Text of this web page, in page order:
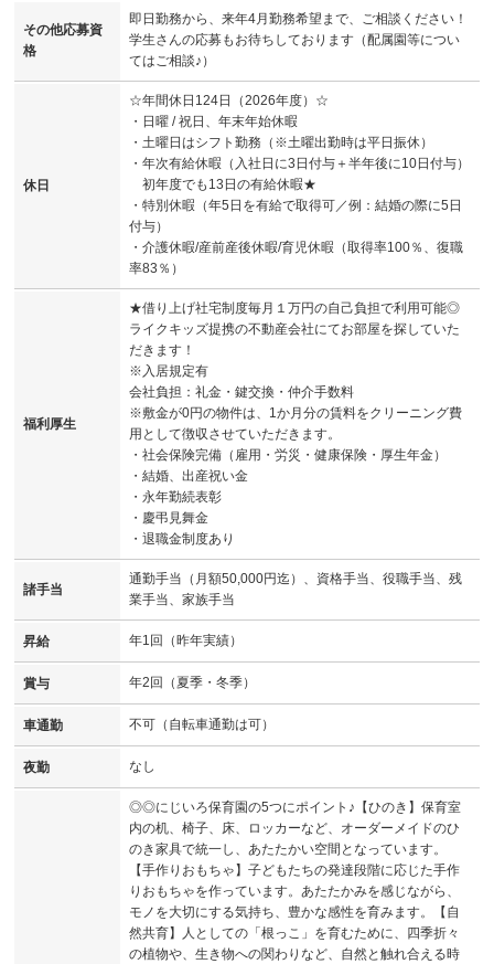
その他応募資
格
即日勤務から、来年4月勤務希望まで、ご相談ください！
学生さんの応募もお待ちしております（配属園等につい
てはご相談♪）
休日
☆年間休日124日（2026年度）☆
・日曜 / 祝日、年末年始休暇
・土曜日はシフト勤務（※土曜出勤時は平日振休）
・年次有給休暇（入社日に3日付与＋半年後に10日付与）
初年度でも13日の有給休暇★
・特別休暇（年5日を有給で取得可／例：結婚の際に5日
付与）
・介護休暇/産前産後休暇/育児休暇（取得率100％、復職
率83％）
福利厚生
★借り上げ社宅制度毎月１万円の自己負担で利用可能◎
ライクキッズ提携の不動産会社にてお部屋を探していた
だきます！
※入居規定有
会社負担：礼金・鍵交換・仲介手数料
※敷金が0円の物件は、1か月分の賃料をクリーニング費
用として徴収させていただきます。
・社会保険完備（雇用・労災・健康保険・厚生年金）
・結婚、出産祝い金
・永年勤続表彰
・慶弔見舞金
・退職金制度あり
諸手当
通勤手当（月額50,000円迄）、資格手当、役職手当、残
業手当、家族手当
昇給 年1回（昨年実績）
賞与 年2回（夏季・冬季）
車通勤 不可（自転車通勤は可）
夜勤 なし
◎◎にじいろ保育園の5つにポイント♪【ひのき】保育室
内の机、椅子、床、ロッカーなど、オーダーメイドのひ
のき家具で統一し、あたたかい空間となっています。
【手作りおもちゃ】子どもたちの発達段階に応じた手作
りおもちゃを作っています。あたたかみを感じながら、
モノを大切にする気持ち、豊かな感性を育みます。【自
然共育】人としての「根っこ」を育むために、四季折々
の植物や、生き物への関わりなど、自然と触れ合える時